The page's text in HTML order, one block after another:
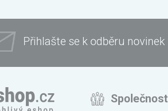
Přihlašte se k odběru novinek
Společnost